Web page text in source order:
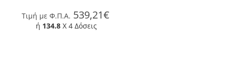
Tιμή με Φ.Π.Α. 539,21€
ή 134.8 X 4 Δόσεις